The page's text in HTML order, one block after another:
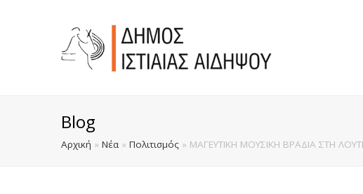
Blog
Αρχική » Νέα » Πολιτισμός » ΜΑΓΕΥΤΙΚΗ ΜΟΥΣΙΚΗ ΒΡΑΔΙΑ ΣΤΗ